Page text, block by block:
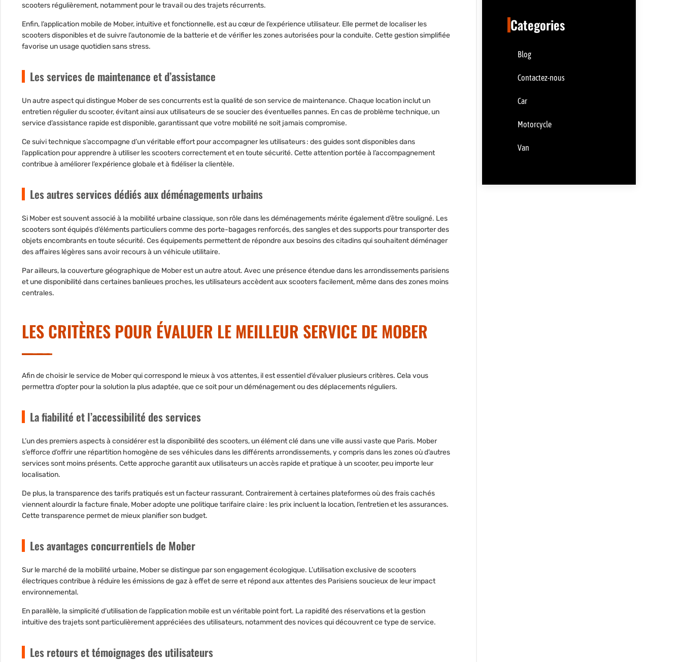
scooters régulièrement, notamment pour le travail ou des trajets récurrents.
Enfin, l’application mobile de Mober, intuitive et fonctionnelle, est au cœur de l’expérience utilisateur. Elle permet de localiser les
scooters disponibles et de suivre l’autonomie de la batterie et de vérifier les zones autorisées pour la conduite. Cette gestion simplifiée
favorise un usage quotidien sans stress.
Les services de maintenance et d’assistance
Un autre aspect qui distingue Mober de ses concurrents estla qualité de son service de maintenance. Chaque location inclut un
entretien régulier du scooter, évitant ainsi aux utilisateurs de se soucier des éventuelles pannes. En cas de problème technique, un
service d’assistance rapide est disponible, garantissant que votre mobilité ne soit jamais compromise.
Ce suivi technique s’accompagne d’un véritable effort pour accompagner les utilisateurs : des guides sont disponibles dans
l’application pour apprendre à utiliser les scooters correctement et en toute sécurité. Cette attention portée à l’accompagnement
contribue à améliorer l’expérience globale et à fidéliser la clientèle.
Les autres services dédiés aux déménagements urbains
Si Mober est souvent associé à la mobilité urbaine classique, son rôle dans les déménagements mérite également d’être souligné. Les
scooters sont équipés d’éléments particuliers comme des porte-bagages renforcés, des sangles et des supports pour transporter des
objets encombrants en toute sécurité. Ces équipements permettent de répondre aux besoins des citadins qui souhaitent déménager
des affaires légères sans avoir recours à un véhicule utilitaire.
Par ailleurs, la couverture géographique de Mober est un autre atout. Avec une présence étendue dans les arrondissements parisiens
et une disponibilité dans certaines banlieues proches, les utilisateurs accèdent aux scooters facilement, même dans des zones moins
centrales.
LES CRITÈRES POUR ÉVALUER LE MEILLEUR SERVICE DE MOBER
Afin de choisir le service de Mober qui correspond le mieux à vos attentes, il est essentiel d’évaluer plusieurs critères. Cela vous
permettra d’opter pour la solution la plus adaptée, que ce soit pour un déménagement ou des déplacements réguliers.
La fiabilité et l’accessibilité des services
L’un des premiers aspects à considérer est la disponibilité des scooters, un élément clé dans une ville aussi vaste que Paris. Mober
s’efforce d’offrir une répartition homogènede ses véhicules dans les différents arrondissements, y compris dans les zones où d’autres
services sont moins présents. Cette approche garantit aux utilisateurs un accès rapide et pratique à un scooter, peu importe leur
localisation.
De plus, la transparence des tarifs pratiqués est un facteur rassurant. Contrairement à certaines plateformes où des frais cachés
viennent alourdir la facture finale, Mober adopte une politique tarifaire claire : les prix incluent la location, l’entretien et les assurances.
Cette transparence permet de mieux planifier son budget.
Les avantages concurrentiels de Mober
Sur le marché de la mobilité urbaine, Mober se distingue par son engagement écologique. L’utilisation exclusive de scooters
électriques contribue à réduire les émissions de gaz à effet de serre et répond aux attentes des Parisiens soucieux de leur impact
environnemental.
En parallèle, la simplicité d’utilisation de l’application mobile est un véritable point fort. La rapidité des réservations et la gestion
intuitive des trajets sont particulièrement appréciées des utilisateurs, notamment des novices qui découvrent ce type de service.
Les retours et témoignages des utilisateurs
Categories
Blog
Contactez-nous
Car
Motorcycle
Van